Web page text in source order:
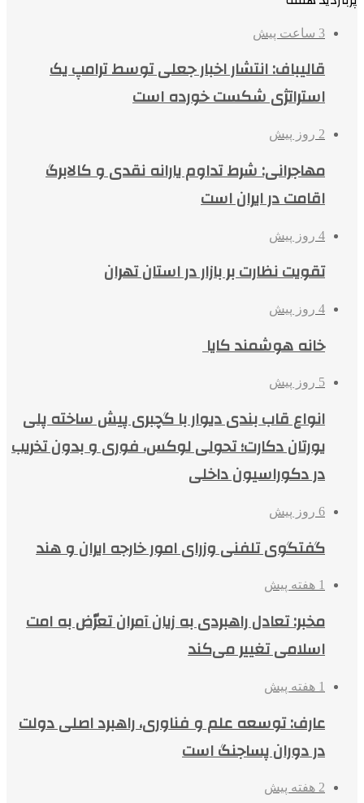
3 ساعت پیش
قالیباف: انتشار اخبار جعلی توسط ترامپ یک
استراتژی شکست خورده است
2 روز پیش
مهاجرانی: شرط تداوم یارانه نقدی و کالابرگ
اقامت در ایران است
4 روز پیش
تقویت نظارت بر بازار در استان تهران
4 روز پیش
خانه هوشمند کایا
5 روز پیش
انواع قاب بندی دیوار با گچبری پیش ساخته پلی
یورتان دکارت؛ تحولی لوکس، فوری و بدون تخریب
در دکوراسیون داخلی
6 روز پیش
گفتگوی تلفنی وزرای امور خارجه ایران و هند
1 هفته پیش
مخبر: تعادل راهبردی به زیان آمران تعرّض به امت
اسلامی تغییر می‌کند
1 هفته پیش
عارف: توسعه علم و فناوری، راهبرد اصلی دولت
در دوران پساجنگ است
2 هفته پیش